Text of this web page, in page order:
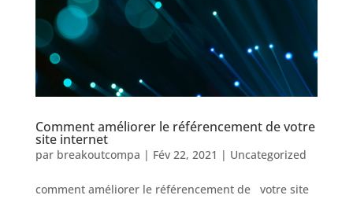
Comment améliorer le référencement de votre
site internet
par breakoutcompa | Fév 22, 2021 | Uncategorized
comment améliorer le référencement de votre site